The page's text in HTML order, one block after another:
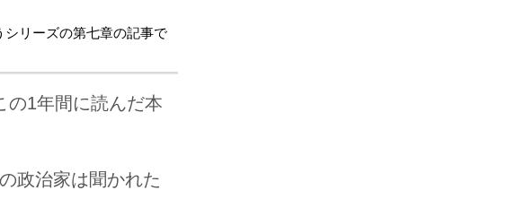
シリーズの第七章の記事で
の1年間に読んだ本
政治家は聞かれた